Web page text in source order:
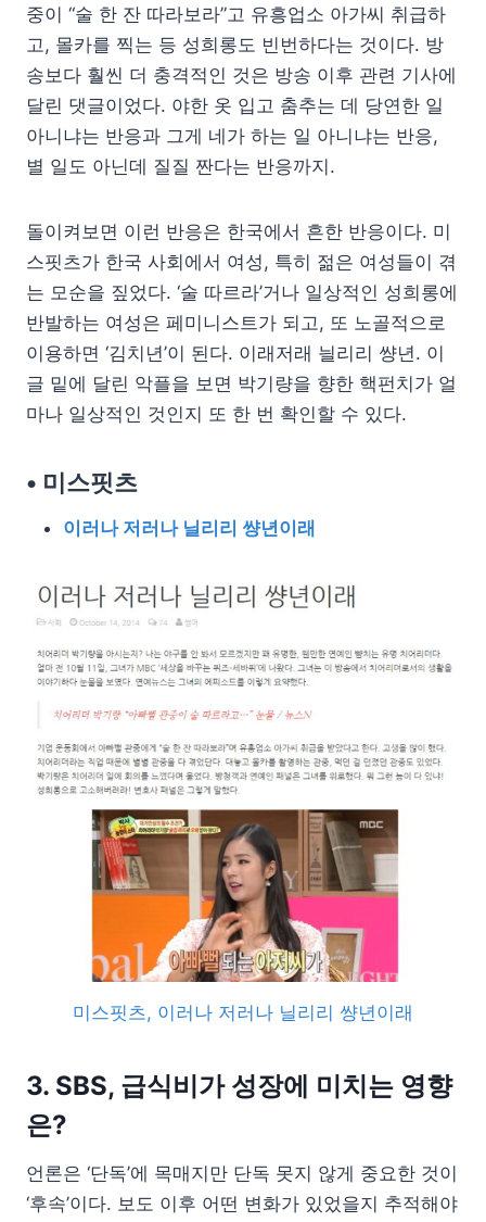
중이 “술 한 잔 따라보라”고 유흥업소 아가씨 취급하
고, 몰카를 찍는 등 성희롱도 빈번하다는 것이다. 방
송보다 훨씬 더 충격적인 것은 방송 이후 관련 기사에
달린 댓글이었다. 야한 옷 입고 춤추는 데 당연한 일
아니냐는 반응과 그게 네가 하는 일 아니냐는 반응,
별 일도 아닌데 질질 짠다는 반응까지.
돌이켜보면 이런 반응은 한국에서 흔한 반응이다. 미
스핏츠가 한국 사회에서 여성, 특히 젊은 여성들이 겪
는 모순을 짚었다. ‘술 따르라’거나 일상적인 성희롱에
반발하는 여성은 페미니스트가 되고, 또 노골적으로
이용하면 ‘김치년’이 된다. 이래저래 늴리리 썅년. 이
글 밑에 달린 악플을 보면 박기량을 향한 핵펀치가 얼
마나 일상적인 것인지 또 한 번 확인할 수 있다.
• 미스핏츠
이러나 저러나 닐리리 썅년이래
미스핏츠, 이러나 저러나 닐리리 썅년이래
3. SBS, 급식비가 성장에 미치는 영향
은?
언론은 ‘단독’에 목매지만 단독 못지 않게 중요한 것이
‘후속’이다. 보도 이후 어떤 변화가 있었을지 추적해야